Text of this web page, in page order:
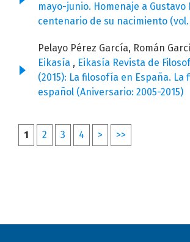
mayo-junio. Homenaje a Gustavo
centenario de su nacimiento (vol.
Pelayo Pérez García, Román
Eikasía , Eikasía Revista de
(2015): La filosofía en España. La
español (Aniversario: 2005-2015)
1 2 3 4 > >>